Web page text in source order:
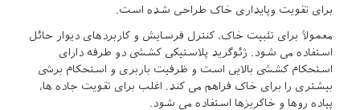
برای تقویت وپایداری خاک طراحی شده است.
معمولاً برای تثبیت خاک، کنترل فرسایش و کاربردهای دیوار حائل
استفاده می شود. ژئوگرید پلاستیکی کششی دو طرفه دارای
استحکام کششی بالایی است و ظرفیت باربری و استحکام برشی
بیشتری را برای خاک فراهم می کند. اغلب برای تقویت جاده ها،
پیاده روها و خاکریزها استفاده می شود.